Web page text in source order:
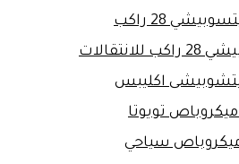
28 راكب
اكليبس
ميكروباص تويوتا
ميكروباص سياحي